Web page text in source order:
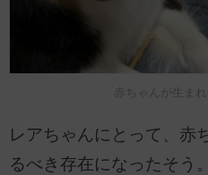
赤ちゃんが生ま
レアちゃんにとって、赤
るべき存在になったそう